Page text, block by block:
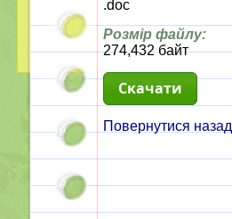
.doc
Розмір файлу:
274,432 байт
Повернутися назад